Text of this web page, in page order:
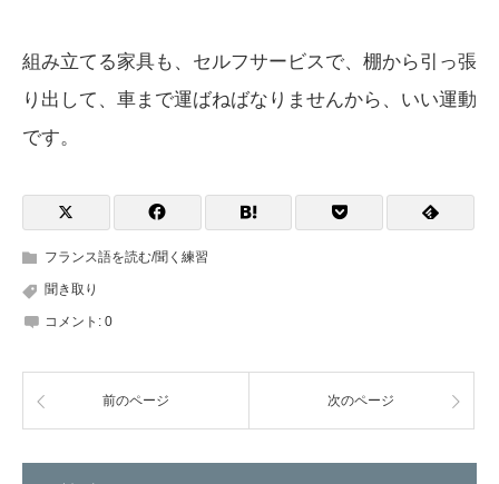
組み立てる家具も、セルフサービスで、棚から引っ張
り出して、車まで運ばねばなりませんから、いい運動
です。
フランス語を読む/聞く練習
聞き取り
コメント: 0
前のページ 次のページ